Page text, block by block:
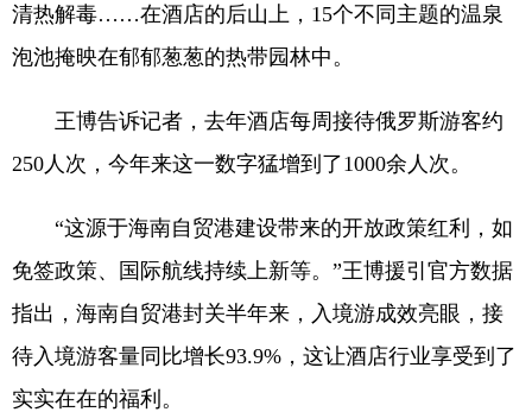
清热解毒……在酒店的后山上，15个不同主题的温泉
泡池掩映在郁郁葱葱的热带园林中。
王博告诉记者，去年酒店每周接待俄罗斯游客约
250人次，今年来这一数字猛增到了1000余人次。
“这源于海南自贸港建设带来的开放政策红利，如
免签政策、国际航线持续上新等。”王博援引官方数据
指出，海南自贸港封关半年来，入境游成效亮眼，接
待入境游客量同比增长93.9%，这让酒店行业享受到了
实实在在的福利。